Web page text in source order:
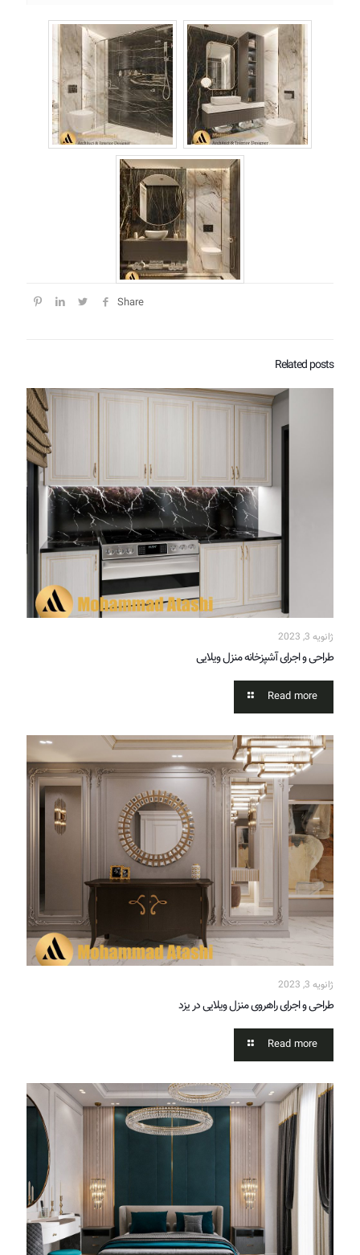
Share
Related posts
ژانویه 3, 2023
طراحی و اجرای آشپزخانه منزل ویلایی
Read more
ژانویه 3, 2023
طراحی و اجرای راهروی منزل ویلایی در یزد
Read more